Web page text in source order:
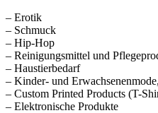
– Erotik
– Schmuck
– Hip-Hop
– Reinigungsmittel und
– Haustierbedarf
– Kinder- und
– Custom Printed Products (T-
– Elektronische Produkte